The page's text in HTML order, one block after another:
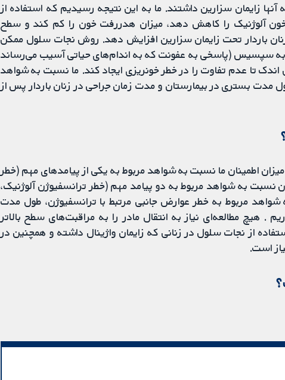
کردیم که همه آنها زایمان سزارین داشتند. ما به این نتیجه رسیدیم که استفاده از
آلوژنیک را کاهش دهد، میزان هدررفت خون را کم کند و سطح
باردار تحت زایمان سزارین افزایش دهد. روش نجات سلول ممکن
به سپسیس (پاسخی به عفونت که به اندام‌های حیاتی آسیب می‌رساند
تا عدم تفاوت را در خطر خونریزی ایجاد کند. ما نسبت به شواهد
مدت بستری در بیمارستان و مدت زمان جراحی در زنان باردار پس از
اطمینان ما نسبت به شواهد مربوط به یکی از پیامدهای مهم (خطر
نسبت به شواهد مربوط به دو پیامد مهم (خطر ترانسفیوژن آلوژنیک،
مربوط به خطر عوارض جانبی مرتبط با ترانسفیوژن، طول مدت
. هیچ مطالعه‌ای نیاز به انتقال مادر را به مراقبت‌های سطح بالاتر
از نجات سلول در زنانی که زایمان واژینال داشته و همچنین در
است.